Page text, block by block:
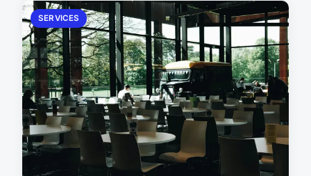
SERVICES